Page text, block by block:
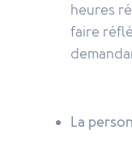
heures
faire
La